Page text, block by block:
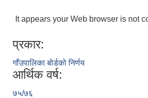
It appears your Web browser is not
प्रकार:
गाँउपालिका बोर्डको निर्णय
आर्थिक वर्ष:
७५/७६